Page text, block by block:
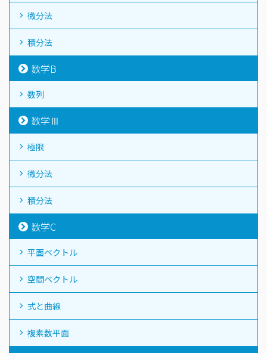
微分法
積分法
数学B
数列
数学Ⅲ
極限
微分法
積分法
数学C
平面ベクトル
空間ベクトル
式と曲線
複素数平面